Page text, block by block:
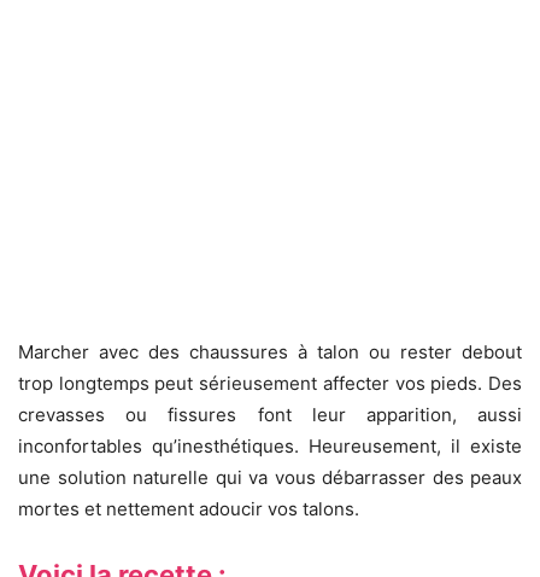
Marcher avec des chaussures à talon ou rester debout
trop longtemps peut sérieusement affecter vos pieds. Des
crevasses ou fissures font leur apparition, aussi
inconfortables qu’inesthétiques. Heureusement, il existe
une solution naturelle qui va vous débarrasser des peaux
mortes et nettement adoucir vos talons.